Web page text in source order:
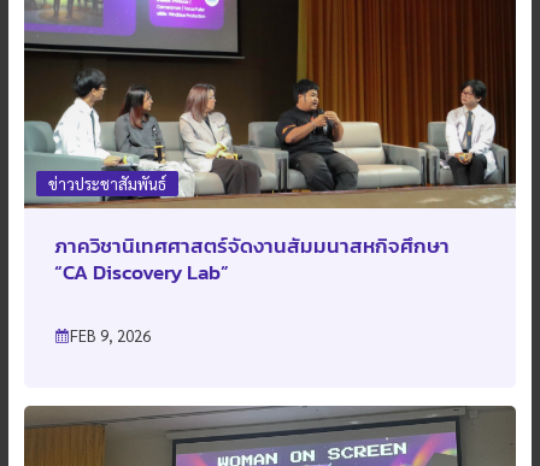
ข่าวประชาสัมพันธ์
ภาควิชานิเทศศาสตร์จัดงานสัมมนาสหกิจศึกษา
“CA Discovery Lab”
FEB 9, 2026